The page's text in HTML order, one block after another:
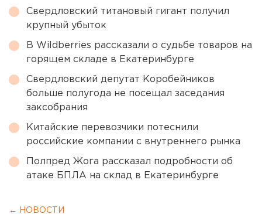
Свердловский титановый гигант получил
крупный убыток
В Wildberries рассказали о судьбе товаров на
горящем складе в Екатеринбурге
Свердловский депутат Коробейников
больше полугода не посещал заседания
заксобрания
Китайские перевозчики потеснили
российские компании с внутреннего рынка
Полпред Жога рассказал подробности об
атаке БПЛА на склад в Екатеринбурге
← НОВОСТИ